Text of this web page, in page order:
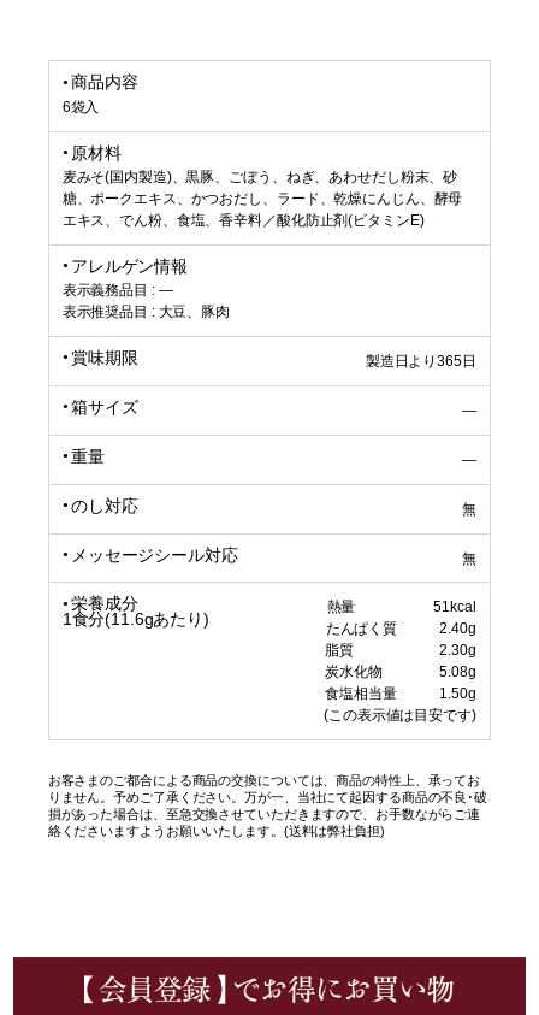
商品内容
6袋入
原材料
麦みそ(国内製造)、黒豚、ごぼう、ねぎ、あわせだし粉末、砂
糖、ポークエキス、かつおだし、ラード、乾燥にんじん、酵母
エキス、でん粉、食塩、香辛料／酸化防止剤(ビタミンE)
アレルゲン情報
表示義務品目 : ―
表示推奨品目 : 大豆、豚肉
賞味期限 製造日より365日
箱サイズ ―
重量 ―
のし対応 無
メッセージシール対応 無
栄養成分
1食分(11.6gあたり)
熱量 51kcal
たんぱく質 2.40g
脂質 2.30g
炭水化物 5.08g
食塩相当量 1.50g
(この表示値は目安です)
お客さまのご都合による商品の交換については、商品の特性上、承ってお
りません。予めご了承ください。万が一、当社にて起因する商品の不良･破
損があった場合は、至急交換させていただきますので、お手数ながらご連
絡くださいますようお願いいたします。(送料は弊社負担)